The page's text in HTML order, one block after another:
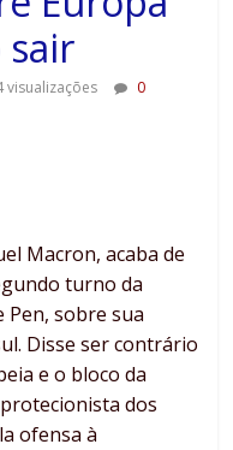
sair
visualizações
0
Macron, acaba de
turno da
Pen, sobre sua
Disse ser contrário
e o bloco da
dos
ofensa à